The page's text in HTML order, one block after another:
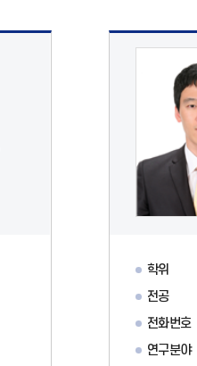
학위
전공
전화번호
연구분야